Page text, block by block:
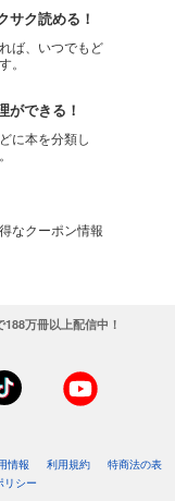
サク読める！
ば、いつでもど
。
ができる！
に本を分類し
なクーポン情報
万冊以上配信中！
情報 利用規約
特商法の表
リシー